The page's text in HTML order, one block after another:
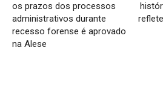
os prazos dos processos
administrativos durante
recesso forense é aprovado
na Alese